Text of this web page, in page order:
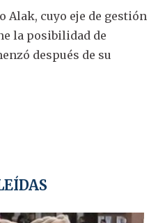
Alak, cuyo eje de gestión
la posibilidad de
después de su